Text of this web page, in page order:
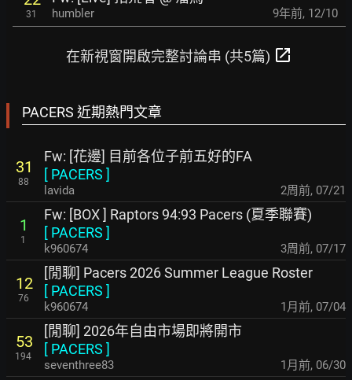
31 humbler 9年前, 12/10
在新視窗開啟完整討論串 (共5篇) open_in_new
PACERS 近期熱門文章
31
88
Fw: [花邊] 目前各位子前五好的FA
[ PACERS ]
lavida 2周前, 07/21
1
1
Fw: [BOX ] Raptors 94:93 Pacers (夏季聯賽)
[ PACERS ]
k960674 3周前, 07/17
12
76
[閒聊] Pacers 2026 Summer League Roster
[ PACERS ]
k960674 1月前, 07/04
53
194
[閒聊] 2026年自由市場即將開市
[ PACERS ]
seventhree83 1月前, 06/30